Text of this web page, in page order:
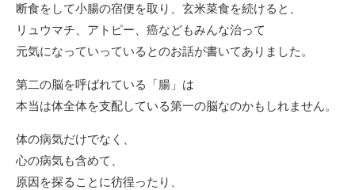
断食をして小腸の宿便を取り、玄米菜食を続けると、
リュウマチ、アトピー、癌などもみんな治って
元気になっていっているとのお話が書いてありました。
第二の脳を呼ばれている「腸」は
本当は体全体を支配している第一の脳なのかもしれません。
体の病気だけでなく、
心の病気も含めて、
原因を探ることに彷徨ったり、